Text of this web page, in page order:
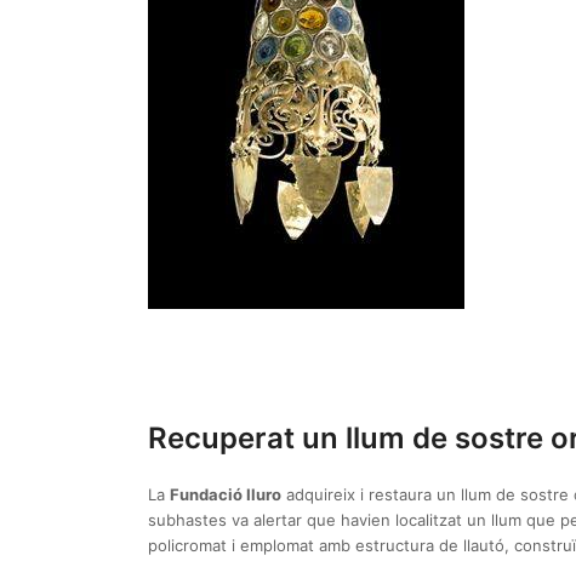
Recuperat un llum de sostre
La Fundació Iluro adquireix i restaura un llum de sostre
subhastes va alertar que havien localitzat un llum que
policromat i emplomat amb estructura de llautó,